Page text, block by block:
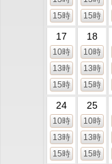
15時
15時
17
10時
13時
15時
18
10時
13時
15時
24
10時
13時
15時
25
10時
13時
15時